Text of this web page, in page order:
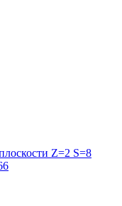
Z=2 S=8